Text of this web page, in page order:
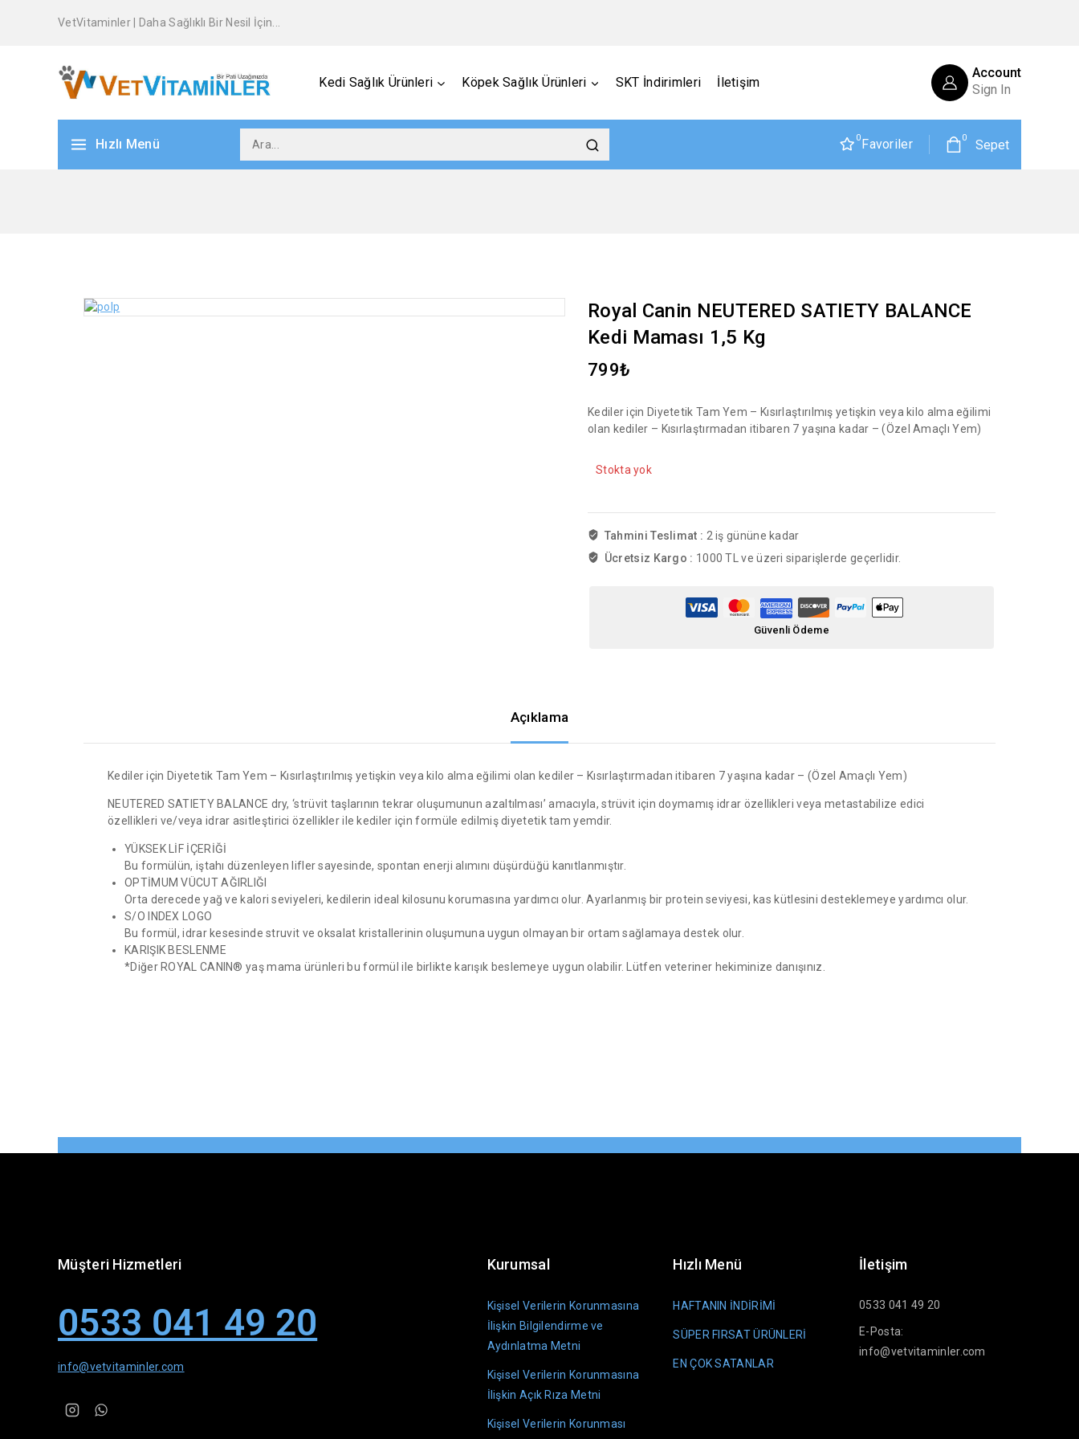
VetVitaminler | Daha Sağlıklı Bir Nesil İçin...
Kedi Sağlık Ürünleri Köpek Sağlık Ürünleri SKT İndirimleri İletişim
Account
Sign In
Hızlı Menü 0Favoriler 0 Sepet
Royal Canin NEUTERED SATIETY BALANCE
Kedi Maması 1,5 Kg
799₺
Kediler için Diyetetik Tam Yem – Kısırlaştırılmış yetişkin veya kilo alma eğilimi
olan kediler – Kısırlaştırmadan itibaren 7 yaşına kadar – (Özel Amaçlı Yem)
Stokta yok
Tahmini Teslimat : 2 iş gününe kadar
Ücretsiz Kargo : 1000 TL ve üzeri siparişlerde geçerlidir.
Güvenli Ödeme
Açıklama
Kediler için Diyetetik Tam Yem – Kısırlaştırılmış yetişkin veya kilo alma eğilimi olan kediler – Kısırlaştırmadan itibaren 7 yaşına kadar – (Özel Amaçlı Yem)
NEUTERED SATIETY BALANCE dry, ‘strüvit taşlarının tekrar oluşumunun azaltılması’ amacıyla, strüvit için doymamış idrar özellikleri veya metastabilize edici
özellikleri ve/veya idrar asitleştirici özellikler ile kediler için formüle edilmiş diyetetik tam yemdir.
YÜKSEK LİF İÇERİĞİ
Bu formülün, iştahı düzenleyen lifler sayesinde, spontan enerji alımını düşürdüğü kanıtlanmıştır.
OPTİMUM VÜCUT AĞIRLIĞI
Orta derecede yağ ve kalori seviyeleri, kedilerin ideal kilosunu korumasına yardımcı olur. Ayarlanmış bir protein seviyesi, kas kütlesini desteklemeye yardımcı olur.
S/O INDEX LOGO
Bu formül, idrar kesesinde struvit ve oksalat kristallerinin oluşumuna uygun olmayan bir ortam sağlamaya destek olur.
KARIŞIK BESLENME
*Diğer ROYAL CANIN® yaş mama ürünleri bu formül ile birlikte karışık beslemeye uygun olabilir. Lütfen veteriner hekiminize danışınız.
Müşteri Hizmetleri
0533 041 49 20
info@vetvitaminler.com
Kurumsal
Kişisel Verilerin Korunmasına
İlişkin Bilgilendirme ve
Aydınlatma Metni
Kişisel Verilerin Korunmasına
İlişkin Açık Rıza Metni
Kişisel Verilerin Korunması
Hızlı Menü
HAFTANIN İNDİRİMİ
SÜPER FIRSAT ÜRÜNLERİ
EN ÇOK SATANLAR
İletişim
0533 041 49 20
E-Posta:
info@vetvitaminler.com